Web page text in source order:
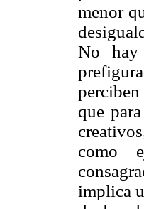
menor
No hay
perciben
que
como
implica